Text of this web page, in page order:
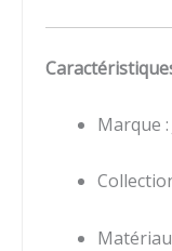
Marque